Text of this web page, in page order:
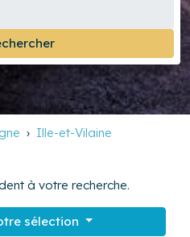
Ille-et-Vilaine
à votre recherche.
sélection